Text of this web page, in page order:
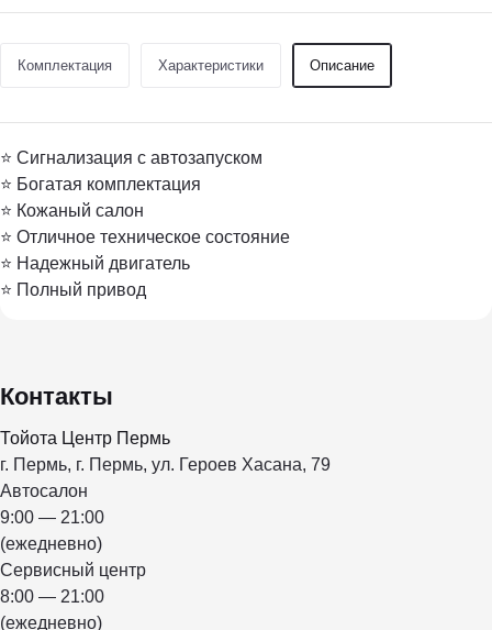
Комплектация Характеристики Описание
⭐ Сигнализация с автозапуском
⭐ Богатая комплектация
⭐ Кожаный салон
⭐ Отличное техническое состояние
⭐ Надежный двигатель
⭐ Полный привод
Контакты
Тойота Центр Пермь
г. Пермь, г. Пермь, ул. Героев Хасана, 79
Автосалон
9:00 — 21:00
(ежедневно)
Сервисный центр
8:00 — 21:00
(ежедневно)